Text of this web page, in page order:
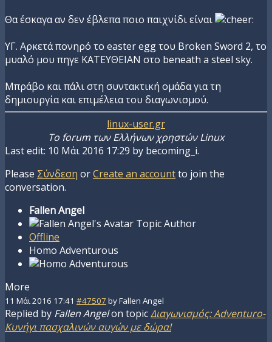
Θα έσκαγα αν δεν έβλεπα ποιο παιχνίδι είναι
ΥΓ. Αρκετά πονηρό το easter egg του Broken Sword 2, το
μυαλό μου πηγε ΚΑΤΕΥΘΕΙΑΝ στο beneath a steel sky.
Μπράβο και πάλι στη συντακτική ομάδα για τη
δημιουργία και επιμέλεια του διαγωνισμού.
linux-user.gr
To forum των Ελλήνων χρηστών Linux
Last edit: 10 Μάι 2016 17:29 by becoming_i.
Please Σύνδεση orCreate an accountto join the
conversation.
Fallen Angel
Topic Author
Offline
Homo Adventurous
More
11 Μάι 2016 17:41 #47507 byFallen Angel
Replied by Fallen Angelon topicΔιαγωνισμός: Adventuro-
Κυνήγι πασχαλινών αυγών με δώρα!